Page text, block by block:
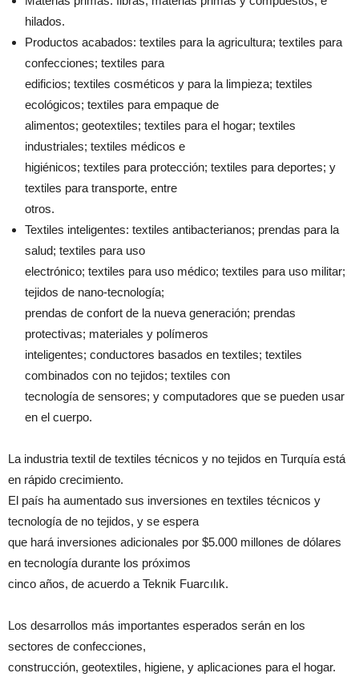
hilados.
Productos acabados: textiles para la agricultura; textiles para
confecciones; textiles para
edificios; textiles cosméticos y para la limpieza; textiles
ecológicos; textiles para empaque de
alimentos; geotextiles; textiles para el hogar; textiles
industriales; textiles médicos e
higiénicos; textiles para protección; textiles para deportes; y
textiles para transporte, entre
otros.
Textiles inteligentes: textiles antibacterianos; prendas para la
salud; textiles para uso
electrónico; textiles para uso médico; textiles para uso militar;
tejidos de nano-tecnología;
prendas de confort de la nueva generación; prendas
protectivas; materiales y polímeros
inteligentes; conductores basados en textiles; textiles
combinados con no tejidos; textiles con
tecnología de sensores; y computadores que se pueden usar
en el cuerpo.
La industria textil de textiles técnicos y no tejidos en Turquía está
en rápido crecimiento.
El país ha aumentado sus inversiones en textiles técnicos y
tecnología de no tejidos, y se espera
que hará inversiones adicionales por $5.000 millones de dólares
en tecnología durante los próximos
cinco años, de acuerdo a Teknik Fuarcılık.
Los desarrollos más importantes esperados serán en los
sectores de confecciones,
construcción, geotextiles, higiene, y aplicaciones para el hogar.